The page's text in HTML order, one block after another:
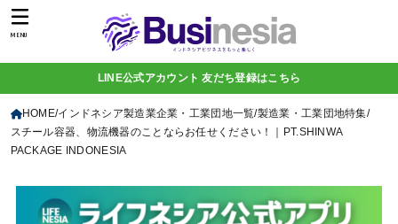
MENU
LINE公式アカウント 友だち登録はこちら
HOME インドネシア製造業企業・工業団地一覧 製造業・工業団地特集
スチール容器、物流機器のことならお任せください！｜PT.SHINWA
PACKAGE INDONESIA